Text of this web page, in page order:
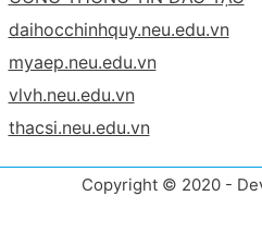
daihocchinhquy.neu.edu.vn
myaep.neu.edu.vn
vlvh.neu.edu.vn
thacsi.neu.edu.vn
Copyright © 2020 -